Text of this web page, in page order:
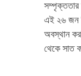
সম্পৃক্ততার
এই ২৬ জন
অবস্থান
থেকে সাত